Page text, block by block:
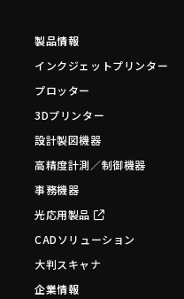
製品情報
インクジェットプリンター
プロッター
3Dプリンター
設計製図機器
高精度計測／制御機器
事務機器
光応用製品
CADソリューション
大判スキャナ
企業情報